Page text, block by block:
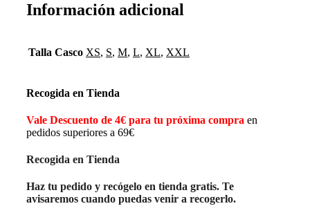
Información adicional
Talla Casco XS, S, M, L, XL, XXL
Recogida en Tienda
Vale Descuento de 4€ para tu próxima compra en
pedidos superiores a 69€
Recogida en Tienda
Haz tu pedido y recógelo en tienda gratis. Te
avisaremos cuando puedas venir a recogerlo.